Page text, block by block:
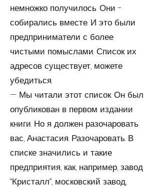
немножко получилось. Они ­
собирались вместе. И это были
предприниматели с более
чистыми помыслами. Список их
адресов существует, можете
убедиться.
— Мы читали этот список. Он был
опубликован в первом издании
книги. Но я должен разочаровать
вас, Анастасия. Разочаровать. В
списке значились и такие
предприятия, как, например, ­завод
“Кристалл”, московский завод,